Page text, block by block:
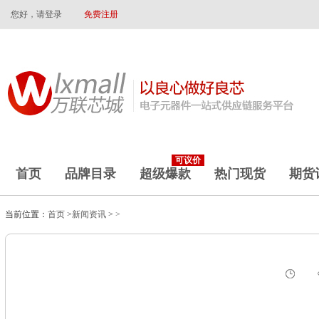
您好，请登录 免费注册
首页 品牌目录
可议价
超级爆款 热门现货 期货
当前位置： 首页 >新闻资讯 > >